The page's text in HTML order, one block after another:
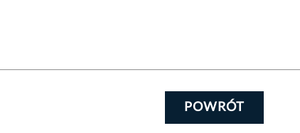
POWRÓT